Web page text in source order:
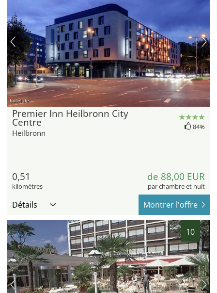
hotel.de
Premier Inn Heilbronn City
Centre
Heilbronn
84%
0,51
kilomètres
de 88,00 EUR
par chambre et nuit
Détails Montrer l'offre
10